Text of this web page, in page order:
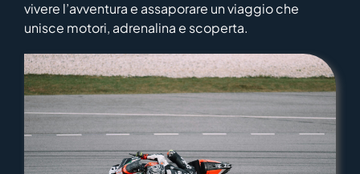
vivere l’avventura e assaporare un viaggio che
unisce motori, adrenalina e scoperta.